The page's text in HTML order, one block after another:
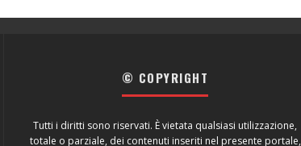
© COPYRIGHT
Tutti i diritti sono riservati. È vietata qualsiasi utilizzazione,
totale o parziale, dei contenuti inseriti nel presente portale,